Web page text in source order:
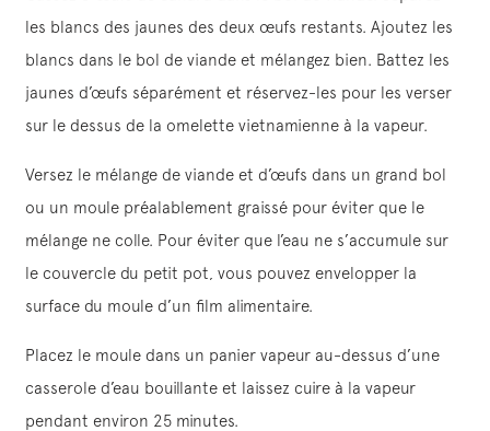
les blancs des jaunes des deux œufs restants. Ajoutez les
blancs dans le bol de viande et mélangez bien. Battez les
jaunes d’œufs séparément et réservez-les pour les verser
sur le dessus de la omelette vietnamienne à la vapeur.
Versez le mélange de viande et d’œufs dans un grand bol
ou un moule préalablement graissé pour éviter que le
mélange ne colle. Pour éviter que l’eau ne s’accumule sur
le couvercle du petit pot, vous pouvez envelopper la
surface du moule d’un film alimentaire.
Placez le moule dans un panier vapeur au-dessus d’une
casserole d’eau bouillante et laissez cuire à la vapeur
pendant environ 25 minutes.